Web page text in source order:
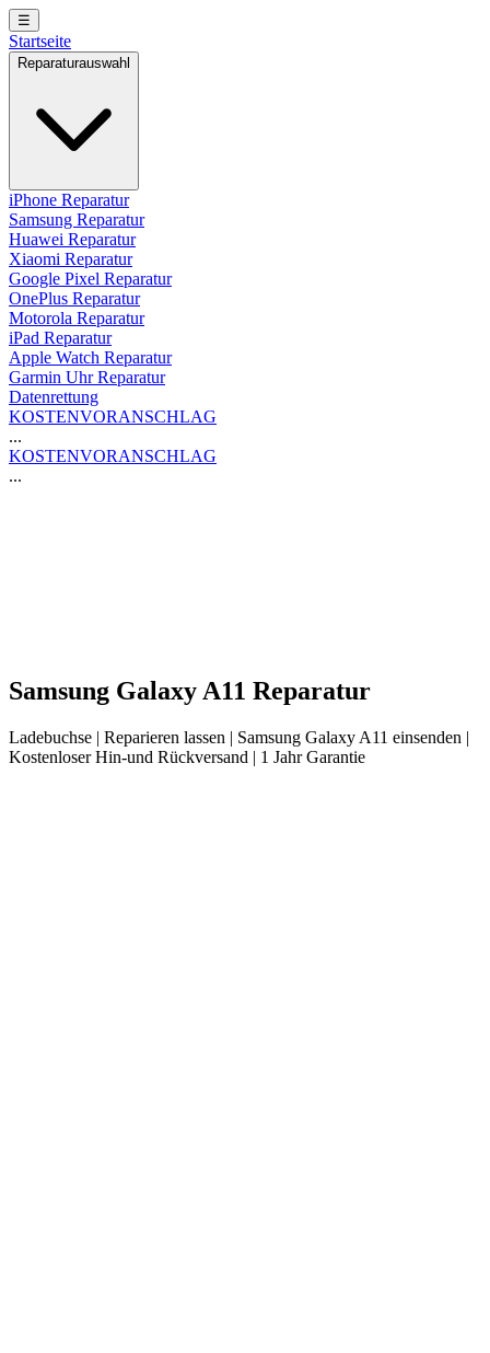
☰
Startseite
Reparaturauswahl
iPhone Reparatur
Samsung Reparatur
Huawei Reparatur
Xiaomi Reparatur
Google Pixel Reparatur
OnePlus Reparatur
Motorola Reparatur
iPad Reparatur
Apple Watch Reparatur
Garmin Uhr Reparatur
Datenrettung
KOSTENVORANSCHLAG
...
KOSTENVORANSCHLAG
...
Samsung Galaxy A11 Reparatur
Ladebuchse | Reparieren lassen | Samsung Galaxy A11 einsenden |
Kostenloser Hin-und Rückversand | 1 Jahr Garantie